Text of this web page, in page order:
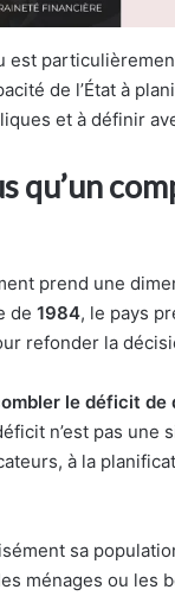
est
de l’État à
et à définir
qu’un
prend une
de 1984, le pays
refonder la
le déficit de
n’est pas
à la
sa
ménages ou